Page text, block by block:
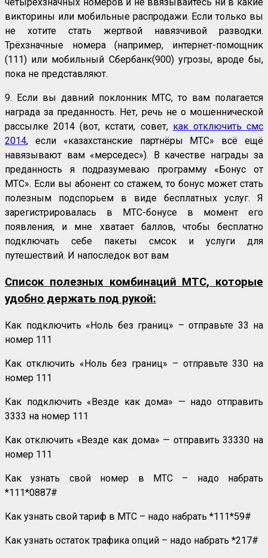
викторины или мобильные распродажи. Если только вы
не хотите стать жертвой навязчивой разводки.
Трёхзначные номера (например, интернет-помощник
(111) или мобильный Сбербанк(900) угрозы, вроде бы,
пока не представляют.
9. Если вы давний поклонник МТС, то вам полагается
награда за преданность. Нет, речь не о мошеннической
рассылке 2014 (вот, кстати, совет, как отключить смс
2014, если «казахстанские партнёры МТС» всё ещё
навязывают вам «мерседес»). В качестве награды за
преданность я подразумеваю программу «Бонус от
МТС». Если вы абонент со стажем, то бонус может стать
полезным подспорьем в виде бесплатных услуг. Я
зарегистрировалась в МТС-бонусе в момент его
появления, и мне хватает баллов, чтобы бесплатно
подключать себе пакеты смсок и услуги для
путешествий. И напоследок вот вам
Список полезных комбинаций МТС, которые
удобно держать под рукой:
Как подключить «Ноль без границ» – отправьте 33 на
номер 111
Как отключить «Ноль без границ» – отправьте 330 на
номер 111
Как подключить «Везде как дома» — надо отправить
3333 на номер 111
Как отключить «Везде как дома» — отправить 33330 на
номер 111
Как узнать свой номер в МТС – надо набрать
*111*0887#
Как узнать свой тариф в МТС – надо набрать *111*59#
Как узнать остаток трафика опций – надо набрать *217#